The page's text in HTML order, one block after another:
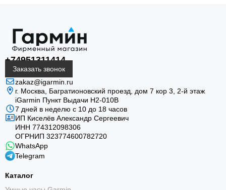
+74951311414
Заказать звонок
zakaz@igarmin.ru
г. Москва, Багратионовский проезд, дом 7 кор 3, 2-й этаж
iGarmin Пункт Выдачи Н2-010В
7 дней в неделю с 10 до 18 часов
ИП Киселёв Александр Сергеевич
ИНН 774312098306
ОГРНИП 323774600782720
WhatsApp
Telegram
Каталог